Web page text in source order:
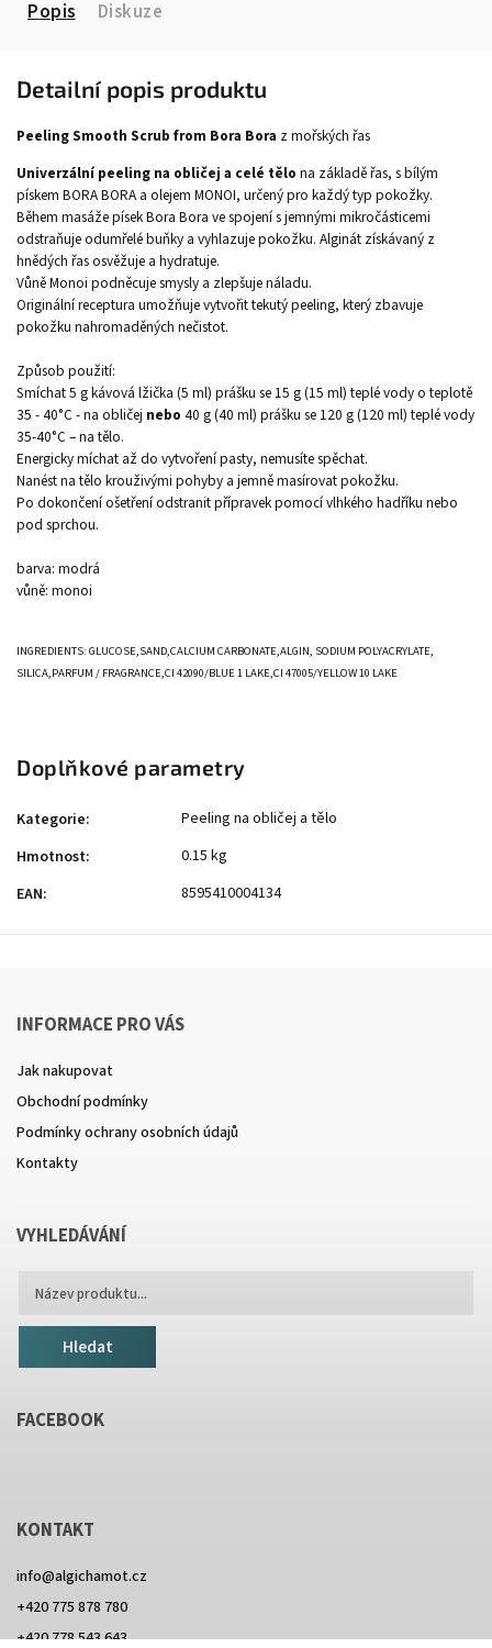
Popis Diskuze
Detailní popis produktu
PeelingSmooth Scrub from Bora Bora z mořských řas
Univerzální peeling na obličej a celé tělo na základě řas, s bílým
pískem BORA BORA a olejem MONOI, určený pro každý typ pokožky.
Během masáže písek Bora Bora ve spojení s jemnými mikročásticemi
odstraňuje odumřelé buňky a vyhlazuje pokožku. Alginát získávaný z
hnědých řas osvěžuje a hydratuje.
Vůně Monoi podněcuje smysly a zlepšuje náladu.
Originální receptura umožňuje vytvořit tekutý peeling, který zbavuje
pokožku nahromaděných nečistot.
Způsob použití:
Smíchat 5 g kávová lžička (5 ml) prášku se 15 g (15 ml) teplé vody o teplotě
35 - 40°C - na obličej nebo 40 g (40 ml) prášku se 120 g (120 ml) teplé vody
35-40°C – na tělo.
Energicky míchat až do vytvoření pasty, nemusíte spěchat.
Nanést na tělo krouživými pohyby a jemně masírovat pokožku.
Po dokončení ošetření odstranit přípravek pomocí vlhkého hadříku nebo
pod sprchou.
barva: modrá
vůně: monoi
INGREDIENTS: GLUCOSE,SAND,CALCIUM CARBONATE,ALGIN, SODIUM POLYACRYLATE,
SILICA,PARFUM / FRAGRANCE,CI 42090/BLUE 1 LAKE,CI 47005/YELLOW 10 LAKE
Doplňkové parametry
Kategorie:
Peeling na obličej a tělo
Hmotnost:
0.15 kg
EAN: 8595410004134
INFORMACE PRO VÁS
Jak nakupovat
Obchodní podmínky
Podmínky ochrany osobních údajů
Kontakty
VYHLEDÁVÁNÍ
Hledat
FACEBOOK
KONTAKT
info@algichamot.cz
+420 775 878 780
+420 778 543 643